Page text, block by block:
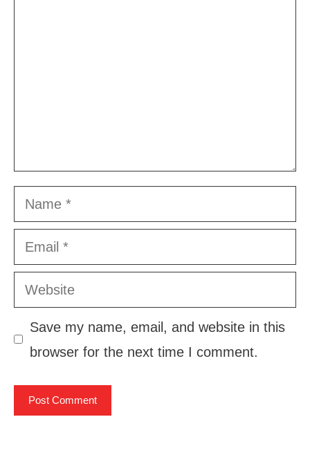
Name
Email
Website
Save my name, email, and website in this
browser for the next time I comment.